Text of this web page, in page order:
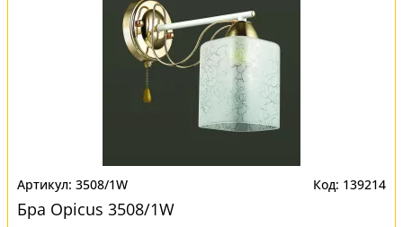
3508/1W 139214
Бра Opicus 3508/1W